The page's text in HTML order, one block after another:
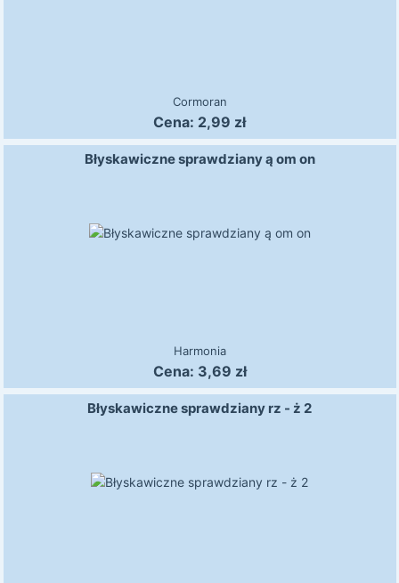
Cormoran
Cena: 2,99 zł
Błyskawiczne sprawdziany ą om on
Harmonia
Cena: 3,69 zł
Błyskawiczne sprawdziany rz - ż 2